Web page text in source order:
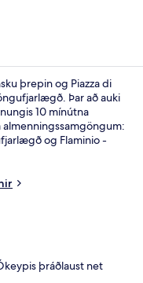
þrepin og Piazza di
Þar að auki
10 mínútna
og Flaminio -
þráðlaust net